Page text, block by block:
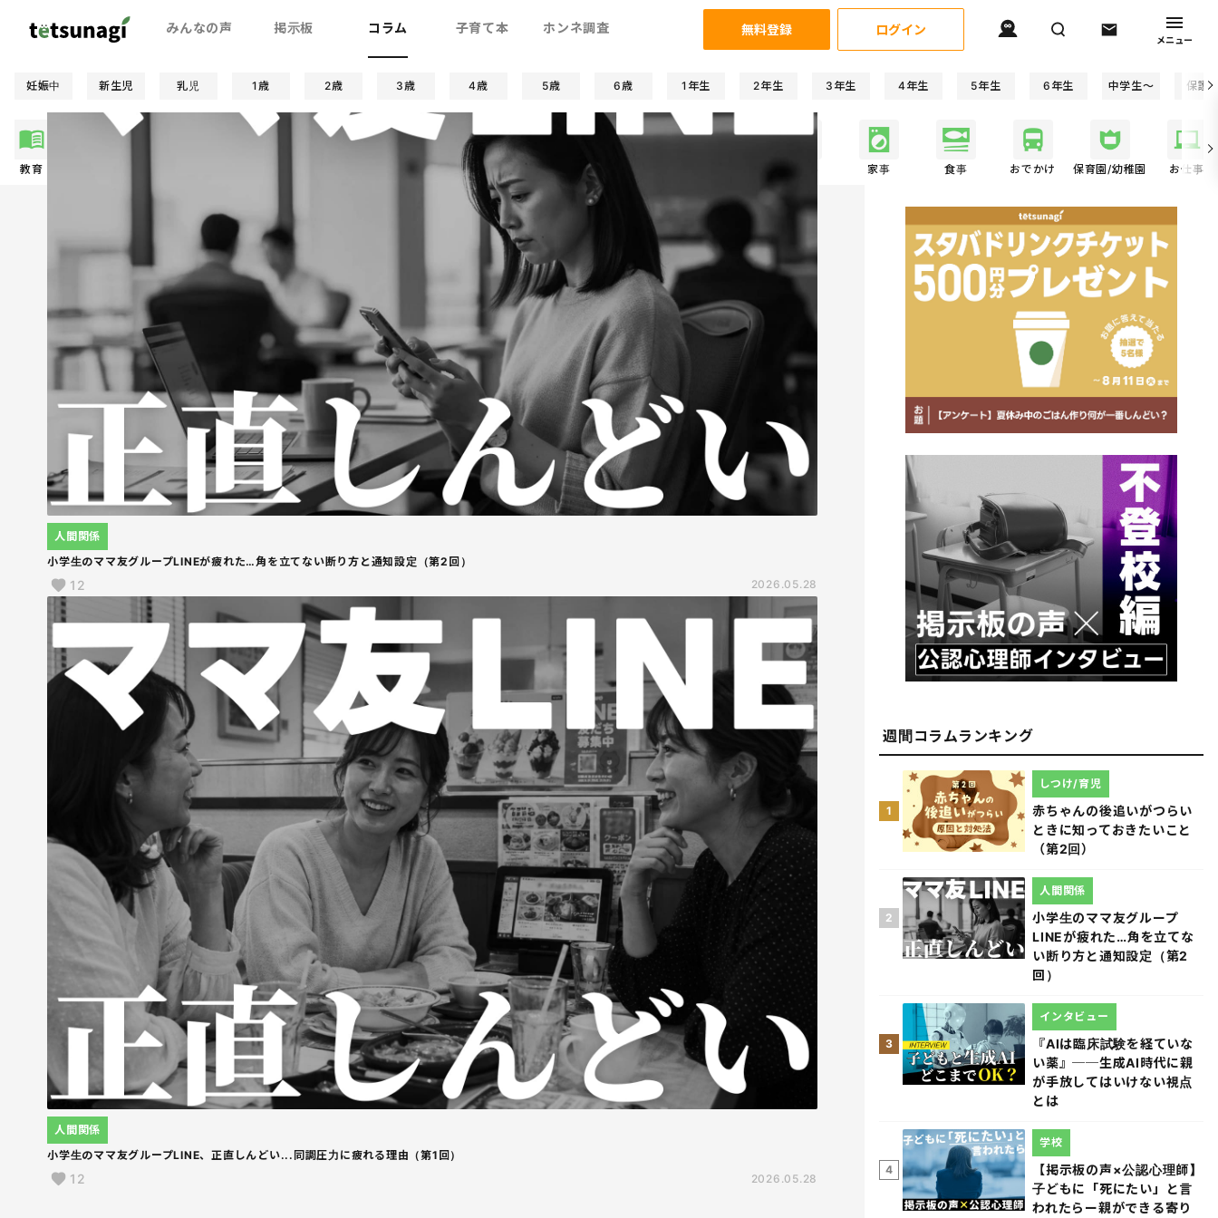
みんなの声 掲示板 コラム 子育て本 ホンネ調査 無料登録 ログイン
メニュー
妊娠中 新生児 乳児 1歳 2歳 3歳 4歳 5歳 6歳 1年生 2年生 3年生 4年生 5年生 6年生 中学生〜 保護
教育 親子関係 発達/発育 遊び/学び 家事 食事 おでかけ 保育園/幼稚園 お仕事
小学生のママ友グループLINEが疲れた…角を立てない断り方と通知設定（第2回）
人間関係
12 2026.05.28
小学生のママ友グループLINE、正直しんどい...同調圧力に疲れる理由（第1回）
人間関係
12 2026.05.28
週間コラムランキング
1
赤ちゃんの後追いがつらい
ときに知っておきたいこと
（第2回）
しつけ/育児
2
小学生のママ友グループ
LINEが疲れた…角を立てな
い断り方と通知設定（第2
回）
人間関係
3
『AIは臨床試験を経ていな
い薬』──生成AI時代に親
が手放してはいけない視点
とは
インタビュー
4
【掲示板の声×公認心理師】
子どもに「死にたい」と言
われたらー親ができる寄り
学校